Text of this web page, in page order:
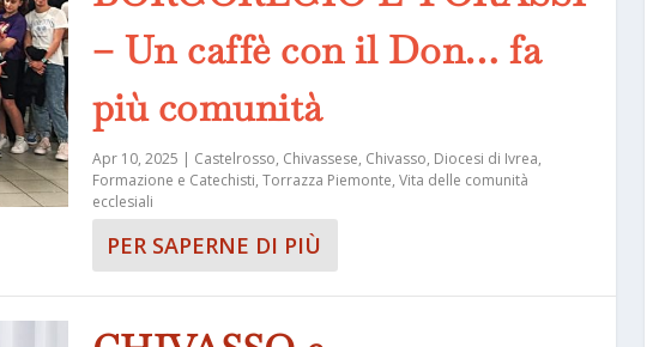
– Un caffè con il Don… fa
più comunità
Apr 10, 2025 | Castelrosso, Chivassese, Chivasso, Diocesi di Ivrea,
Formazione e Catechisti, Torrazza Piemonte, Vita delle comunità
ecclesiali
PER SAPERNE DI PIÙ